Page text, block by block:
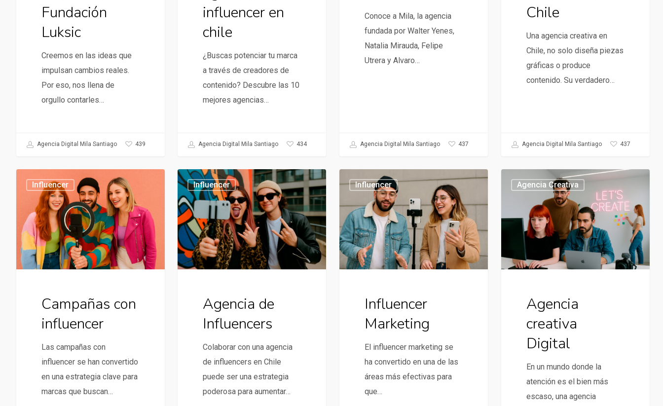
Fundación
Luksic
Creemos en las ideas que
impulsan cambios reales.
Por eso, nos llena de
orgullo contarles…
Agencia Digital Mila Santiago 439
influencer en
chile
¿Buscas potenciar tu marca
a través de creadores de
contenido? Descubre las 10
mejores agencias…
Agencia Digital Mila Santiago 434
Conoce a Mila, la agencia
fundada por Walter Yenes,
Natalia Mirauda, Felipe
Utrera y Alvaro…
Agencia Digital Mila Santiago 437
Chile
Una agencia creativa en
Chile, no solo diseña piezas
gráficas o produce
contenido. Su verdadero…
Agencia Digital Mila Santiago 437
con
influencer
Influencer
Campañas con
influencer
Las campañas con
influencer se han convertido
en una estrategia clave para
marcas que buscan…
Agencia
de
Influencers
Influencer
Agencia de
Influencers
Colaborar con una agencia
de influencers en Chile
puede ser una estrategia
poderosa para aumentar…
Marketing
Influencer
Influencer
Marketing
El influencer marketing se
ha convertido en una de las
áreas más efectivas para
que…
creativa
Agencia Creativa
Agencia
creativa
Digital
En un mundo donde la
atención es el bien más
escaso, una agencia